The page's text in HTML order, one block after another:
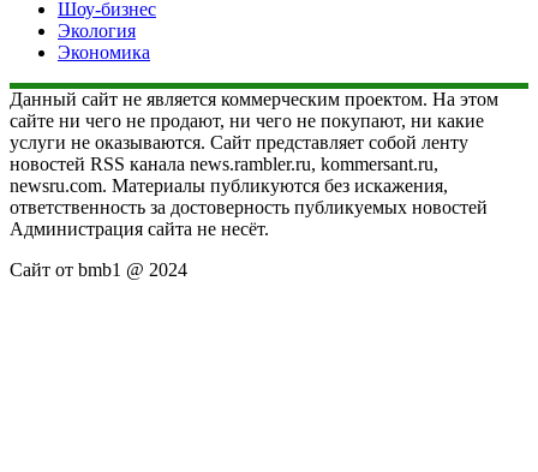
Шоу-бизнес
Экология
Экономика
Данный сайт не является коммерческим проектом. На этом
сайте ни чего не продают, ни чего не покупают, ни какие
услуги не оказываются. Сайт представляет собой ленту
новостей RSS канала news.rambler.ru, kommersant.ru,
newsru.com. Материалы публикуются без искажения,
ответственность за достоверность публикуемых новостей
Администрация сайта не несёт.
Сайт от bmb1 @ 2024